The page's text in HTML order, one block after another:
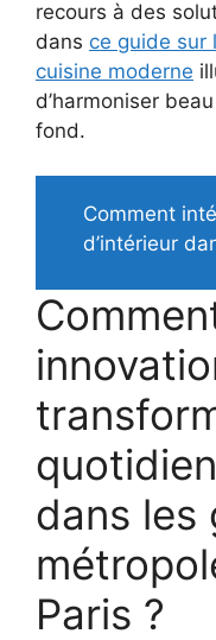
recours à des
dans ce guide sur
cuisine moderne
d’harmoniser
fond.
Comment
d’intérieur
dans les
Paris ?